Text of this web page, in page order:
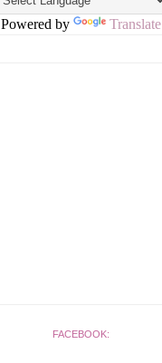
Powered by Translate
FACEBOOK: